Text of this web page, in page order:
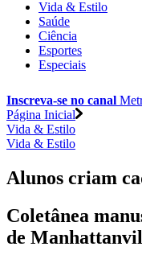
Vida & Estilo
Saúde
Ciência
Esportes
Especiais
Inscreva-se no canal
Página Inicial
Vida & Estilo
Vida & Estilo
Alunos criam
Coletânea
de